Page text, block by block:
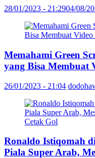
28/01/2023 - 21:2904/08/
Memahami Green
yang Bisa Membuat
26/01/2023 - 21:04
Ronaldo Istiqomah
Piala Super Arab,